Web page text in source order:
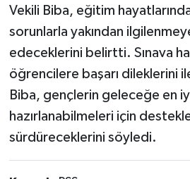
Vekili Biba, eğitim hayatlarında
sorunlarla yakından
edeceklerini belirtti. Sınava
öğrencilere başarı dileklerini
Biba, gençlerin geleceğe en
hazırlanabilmeleri için
sürdüreceklerini söyledi.